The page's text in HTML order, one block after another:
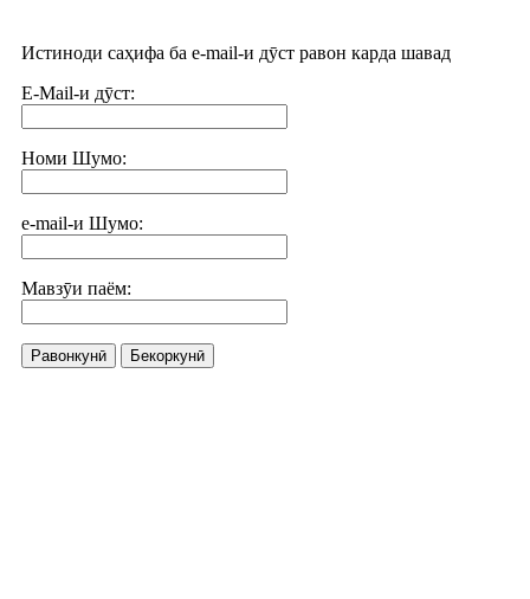
Истиноди саҳифа ба e-mail-и дӯст равон карда шавад
E-Mail-и дӯст:
Номи Шумо:
e-mail-и Шумо:
Мавзӯи паём:
Равонкунӣ Бекоркунӣ